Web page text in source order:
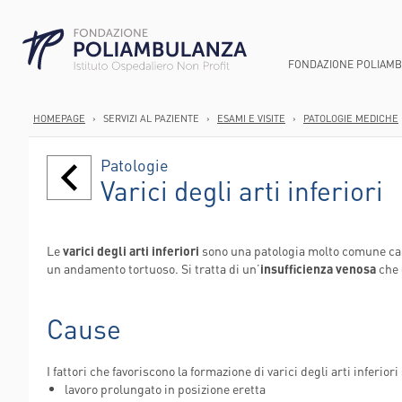
FONDAZIONE
CHI SIAMO
SUCCEDE IN UN
AREE E U.O.
STRUTTURA
AREA
AREA ORTOPEDICA
PERCORSO
ANATOMIA
CARDIOCHIRURGIA
CHIRURGIA
ROBOTICA
DIREZIONE
CURE
SERVIZI DIURNI
RIABILITAZIONE
HOMEPAGE › SERVIZI AL PAZIENTE › ESAMI E VISITE › PATOLOGIE MEDICHE
Patologie
Varici degli arti inferiori
Levarici degli arti inferiori sono una patologia molto comune
un andamento tortuoso. Si tratta di un’insufficienza venosa
Cause
I fattori che favoriscono la formazione di varici degli arti inferiori
lavoro prolungato in posizione eretta